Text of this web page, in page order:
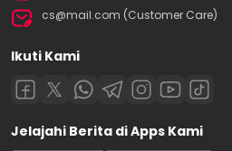
cs@mail.com (Customer Care)
Ikuti Kami
Jelajahi Berita di Apps Kami